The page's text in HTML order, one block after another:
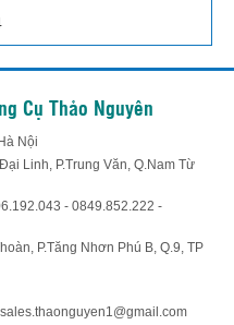
Cụ Thảo Nguyên
Nội
Linh, P.Trung Văn, Q.Nam Từ
- 0849.852.222 -
P.Tăng Nhơn Phú B, Q.9, TP